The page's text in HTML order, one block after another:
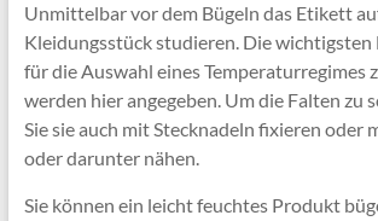
Unmittelbar vor dem Bügeln das Etikett
Kleidungsstück studieren. Die wichtigsten
für die Auswahl eines Temperaturregimes
werden hier angegeben. Um die Falten zu
Sie sie auch mit Stecknadeln fixieren oder
oder darunter nähen.
Sie können ein leicht feuchtes Produkt